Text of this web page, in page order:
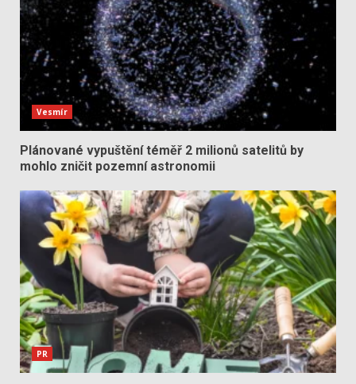
Vesmír
Plánované vypuštění téměř 2 milionů satelitů by
mohlo zničit pozemní astronomii
PR